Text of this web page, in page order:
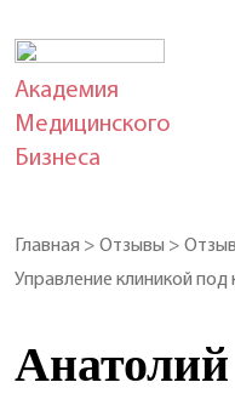
Академия
Медицинского
Бизнеса
Главная > Отзывы >
Управление клиникой под